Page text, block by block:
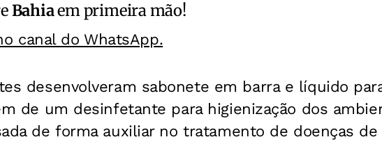
Bahiaem primeira mão!
canal do WhatsApp.
desenvolveram sabonete em barra e líquido
de um desinfetante para higienização dos
de forma auxiliar no tratamento de doenças de